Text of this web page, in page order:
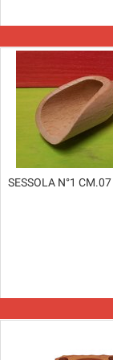
SESSOLA N°1 CM.07